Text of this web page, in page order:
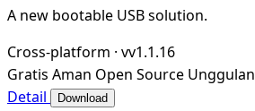
A new bootable USB solution.
Cross-platform · vv1.1.16
Gratis Aman Open Source Unggulan
Detail
Download